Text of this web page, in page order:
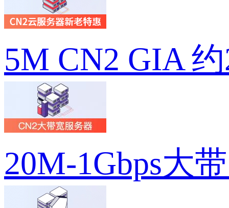
5M CN2 GIA
20M-1Gbps大